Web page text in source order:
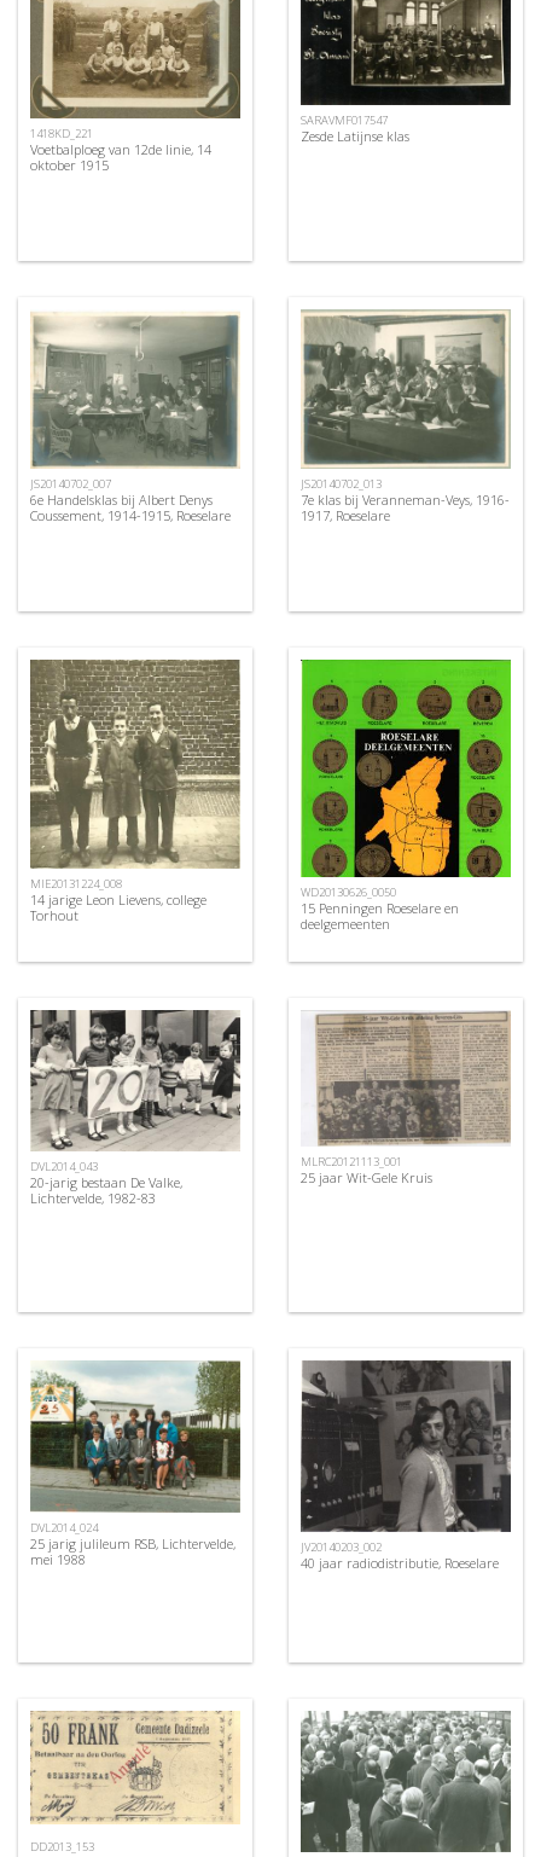
1418KD_221
Voetbalploeg van 12de linie, 14
oktober 1915
SARAVMF017547
Zesde Latijnse klas
JS20140702_007
6e Handelsklas bij Albert Denys
Coussement, 1914-1915, Roeselare
JS20140702_013
7e klas bij Veranneman-Veys, 1916-
1917, Roeselare
MIE20131224_008
14 jarige Leon Lievens, college
Torhout
WD20130626_0050
15 Penningen Roeselare en
deelgemeenten
DVL2014_043
20-jarig bestaan De Valke,
Lichtervelde, 1982-83
MLRC20121113_001
25 jaar Wit-Gele Kruis
DVL2014_024
25 jarig julileum RSB, Lichtervelde,
mei 1988
JV20140203_002
40 jaar radiodistributie, Roeselare
DD2013_153